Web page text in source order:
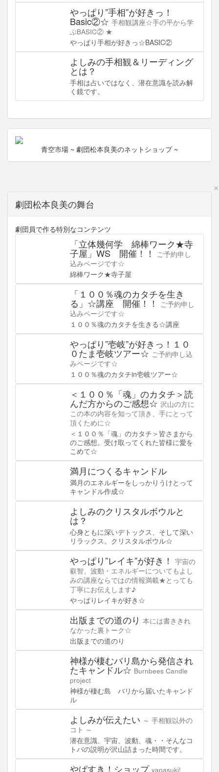
やっぱり”手相”が好きっ！
Basic②☆手相観講座☆手の平から学
ぶBASIC② ★
やっぱり手相が好きっ☆BASIC②
よしみの手相観＆リーディング
とは？
手相は占いではなく、潜在意識を読み解
く鏡です。
青空市場 ~ 劇団松本良美のネットショップ ~
×
劇団松本良美の舞台
劇団員で作る特別なコンテンツ
「立体幾何学 綿棒ワーク★寺
子屋」WS 開催！！ ご予約申し
込みページです☆
綿棒ワーク★寺子屋
「１００％魂のカタチを生き
る」☆講座 開催！！
ご予約申し
込みページです☆
１００％魂のカタチを生きる☆講座
やっぱり”壱岐”が好きっ！１０
０たま壱岐ツアー☆ご予約申し込
みページです☆
１００％魂のカタチin壱岐ツアー☆
＜１００％「魂」のカタチ＞読
んだ方からのご感想☆沢山の方に
この本の内容を知って頂き、手にとって
頂くために☆
＜１００％「魂」のカタチ＞皆さまから
のご感想。受け取ってくれた皆様に愛を
こめて☆
満月につくるキャンドル
満月のエネルギーをしっかりうけとって
キャンドル作成☆
よしみのクリスタルボウルと
は？
心身ともに深いデトックス、そして深い
リラックス。クリスタルボウル☆
やっぱり”レイキ”が好き！
宇宙の
叡智、波動・エネルギーについてもよし
みの講座ならではの情報満載★とっても
丁寧にお伝えします♪
やっぱりレイキが好き☆
出版までの道のり 本には書ききれ
なかった裏トーク☆
出版までの道のり
神様が棲むバリ島から発信され
たキャンドル☆ Burnbees Candle
project
神様が棲む島 バリから届いたキャンド
ル
よしみが伝えたい ～ 手相観以外の
コト ～
潜在意識、宇宙、波動、魂・・そんなコ
トバの説明が沢山詰まった時間です。
やぱすき！ショップ yapasuki!